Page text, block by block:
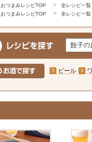
つまみレシピTOP
全レシピ一覧
つまみレシピTOP
全レシピ一覧
ビール